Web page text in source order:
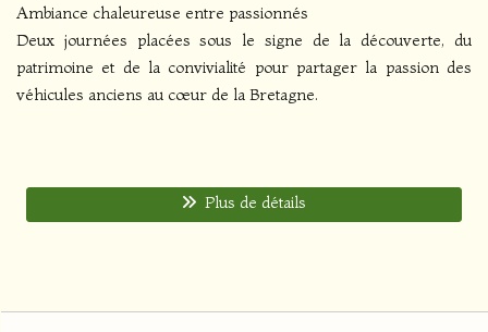
Ambiance chaleureuse entre passionnés
Deux journées placées sous le signe de la découverte, du
patrimoine et de la convivialité pour partager la passion des
véhicules anciens au cœur de la Bretagne.
Plus de détails